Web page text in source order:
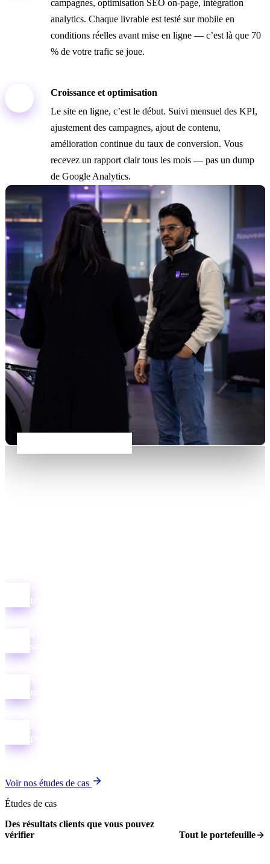
campagnes, optimisation SEO on-page, intégration
analytics. Chaque livrable est testé sur mobile en
conditions réelles avant mise en ligne — c’est là que 70
% de votre trafic se joue.
Croissance et optimisation
Le site en ligne, c’est le début. Suivi mensuel des KPI,
ajustement des campagnes, ajout de contenu,
amélioration continue du taux de conversion. Vous
recevez un rapport clair tous les mois — pas un dump
de Google Analytics.
trafic organique en 7 mois
sur Google.ma
note Google à Tanger
positions relevées (SerpApi)
Voir nos études de cas
Études de cas
Des résultats clients que vous pouvez
vérifier
Tout le portefeuille